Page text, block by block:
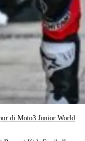
di Moto3 Junior World